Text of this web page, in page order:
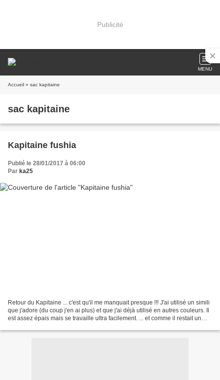
Publicité
MENU
Accueil » sac kapitaine
sac kapitaine
Kapitaine fushia
Publié le 28/01/2017 à 06:00
Par ka25
Retour du Kapitaine ... c'est qu'il me manquait presque !!! J'ai utilisé un simili
que j'adore (du coup j'en ai plus) et que j'ai déjà utilisé en autres couleurs. Il
est assez épais mais se travaille ultra facilement. ... et comme il restait un